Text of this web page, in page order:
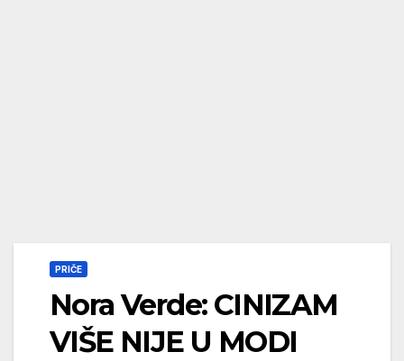
PRIČE
Nora Verde: CINIZAM
VIŠE NIJE U MODI